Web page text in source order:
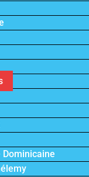
Dominicaine